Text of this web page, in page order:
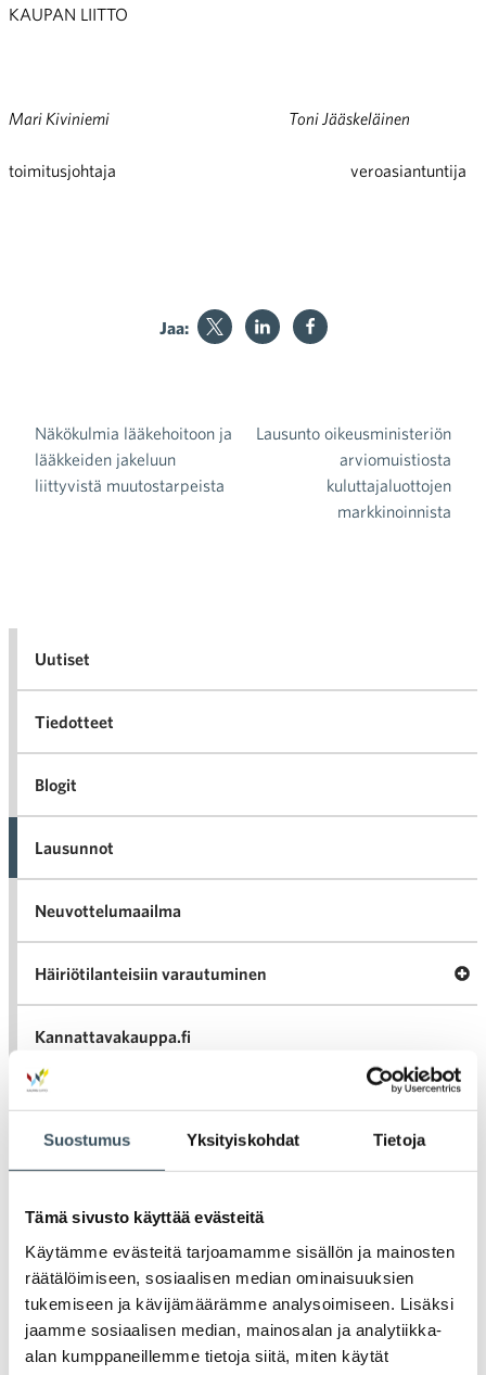
Suostumus Yksityiskohdat Tietoja
Tämä sivusto käyttää evästeitä
Käytämme evästeitä tarjoamamme sisällön ja mainosten
räätälöimiseen, sosiaalisen median ominaisuuksien
tukemiseen ja kävijämäärämme analysoimiseen. Lisäksi
jaamme sosiaalisen median, mainosalan ja analytiikka-
alan kumppaneillemme tietoja siitä, miten käytät
KAUPAN LIITTO
Mari Kiviniemi Toni Jääskeläinen
toimitusjohtaja veroasiantuntija
Jaa:
Artikkelien selaus
Näkökulmia lääkehoitoon ja
lääkkeiden jakeluun
liittyvistä muutostarpeista
Lausunto oikeusministeriön
arviomuistiosta
kuluttajaluottojen
markkinoinnista
Uutiset
Tiedotteet
Blogit
Lausunnot
Neuvottelumaailma
Häiriötilanteisiin varautuminen
Kannattavakauppa.fi
Julkaisut
Medialle
Seuraa toimintaamme